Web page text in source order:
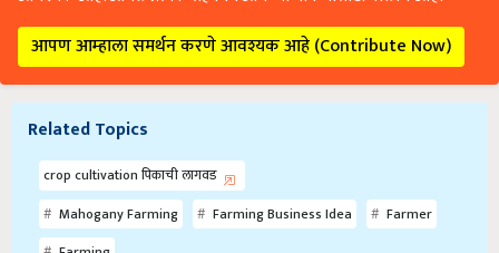
आपण आम्हाला समर्थन करणे आवश्यक आहे (Contribute Now)
Related Topics
crop cultivation पिकाची लागवड
Mahogany Farming
Farming Business Idea
Farmer